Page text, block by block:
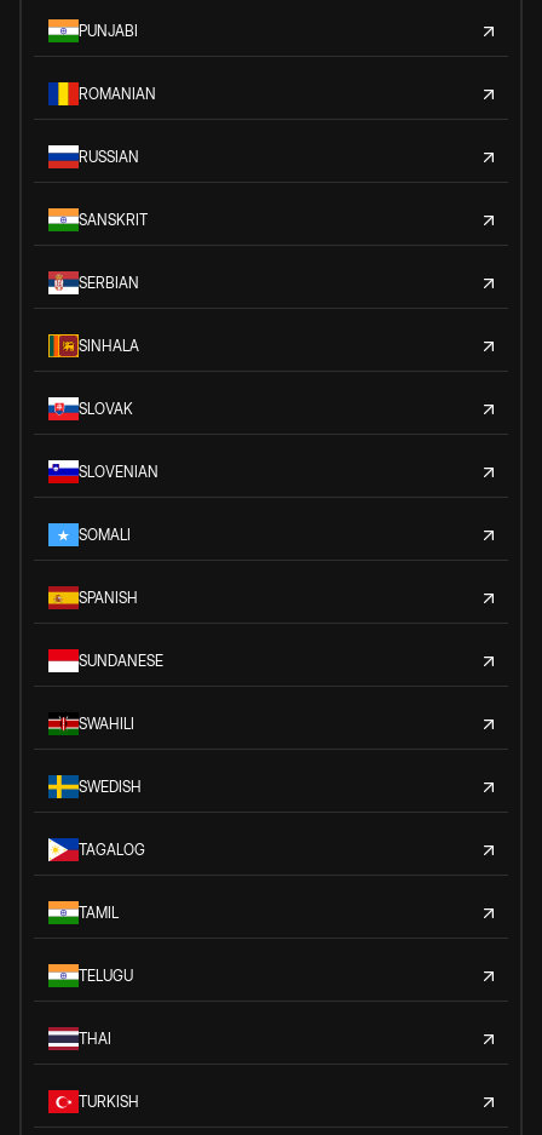
PUNJABI
ROMANIAN
RUSSIAN
SANSKRIT
SERBIAN
SINHALA
SLOVAK
SLOVENIAN
SOMALI
SPANISH
SUNDANESE
SWAHILI
SWEDISH
TAGALOG
TAMIL
TELUGU
THAI
TURKISH